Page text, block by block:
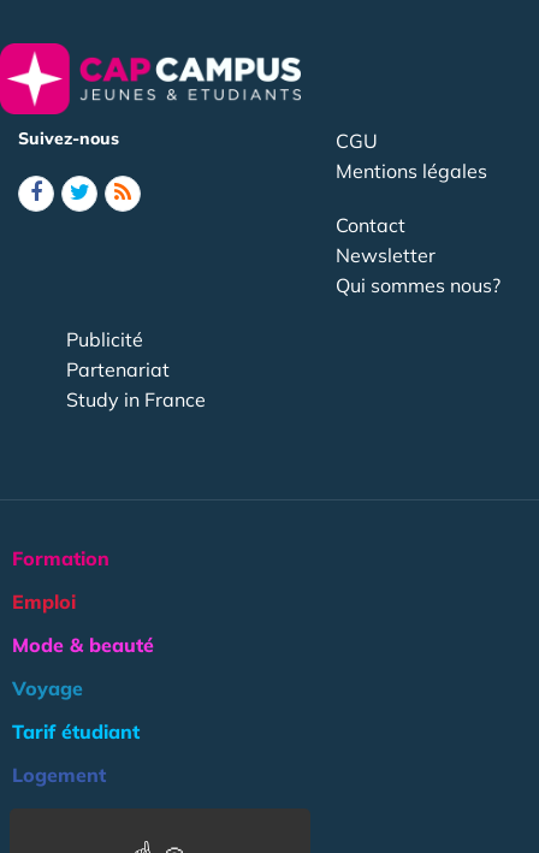
Suivez-nous
CGU
Mentions légales
Contact
Newsletter
Qui sommes nous?
Publicité
Partenariat
Study in France
Formation
Emploi
Mode & beauté
Voyage
Tarif étudiant
Logement